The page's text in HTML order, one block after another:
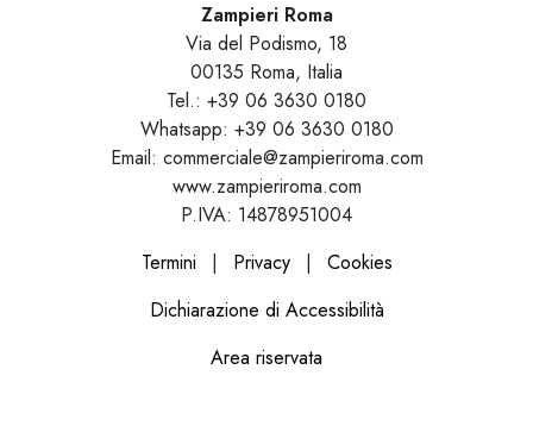
Zampieri Roma
Via del Podismo, 18
00135 Roma, Italia
Tel.: +39 06 3630 0180
Whatsapp: +39 06 3630 0180
Email: commerciale@zampieriroma.com
www.zampieriroma.com
P.IVA: 14878951004
Termini
| Privacy |
Cookies
Dichiarazione di Accessibilità
Area riservata